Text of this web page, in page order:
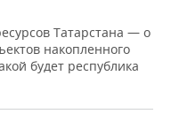
Татарстана — о
накопленного
будет республика